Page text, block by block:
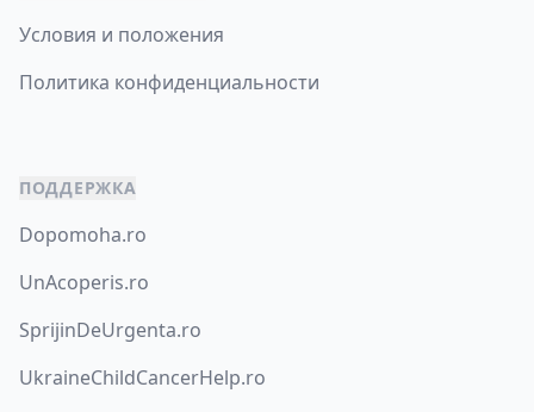
Условия и положения
Политика конфиденциальности
ПОДДЕРЖКА
Dopomoha.ro
UnAcoperis.ro
SprijinDeUrgenta.ro
UkraineChildCancerHelp.ro